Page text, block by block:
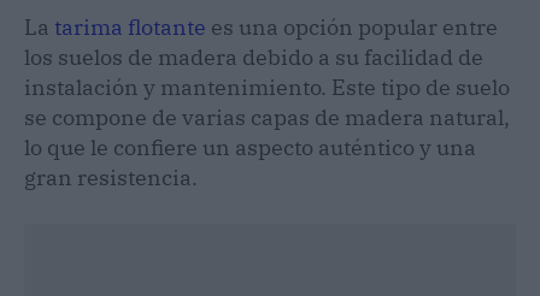
La tarima flotante es una opción popular entre
los suelos de madera debido a su facilidad de
instalación y mantenimiento. Este tipo de suelo
se compone de varias capas de madera natural,
lo que le confiere un aspecto auténtico y una
gran resistencia.